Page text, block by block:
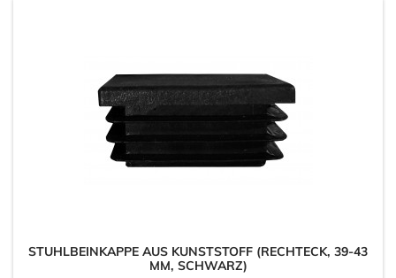
STUHLBEINKAPPE AUS KUNSTSTOFF (RECHTECK, 39-43
MM, SCHWARZ)